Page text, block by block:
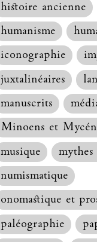
histoire ancienne
humanisme
iconographie
juxtalinéaires
manuscrits
Minoens et
musique
numismatique
onomastique et
paléographie